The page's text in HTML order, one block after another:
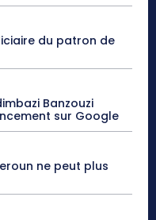
du patron de
Banzouzi
sur Google
ne peut plus